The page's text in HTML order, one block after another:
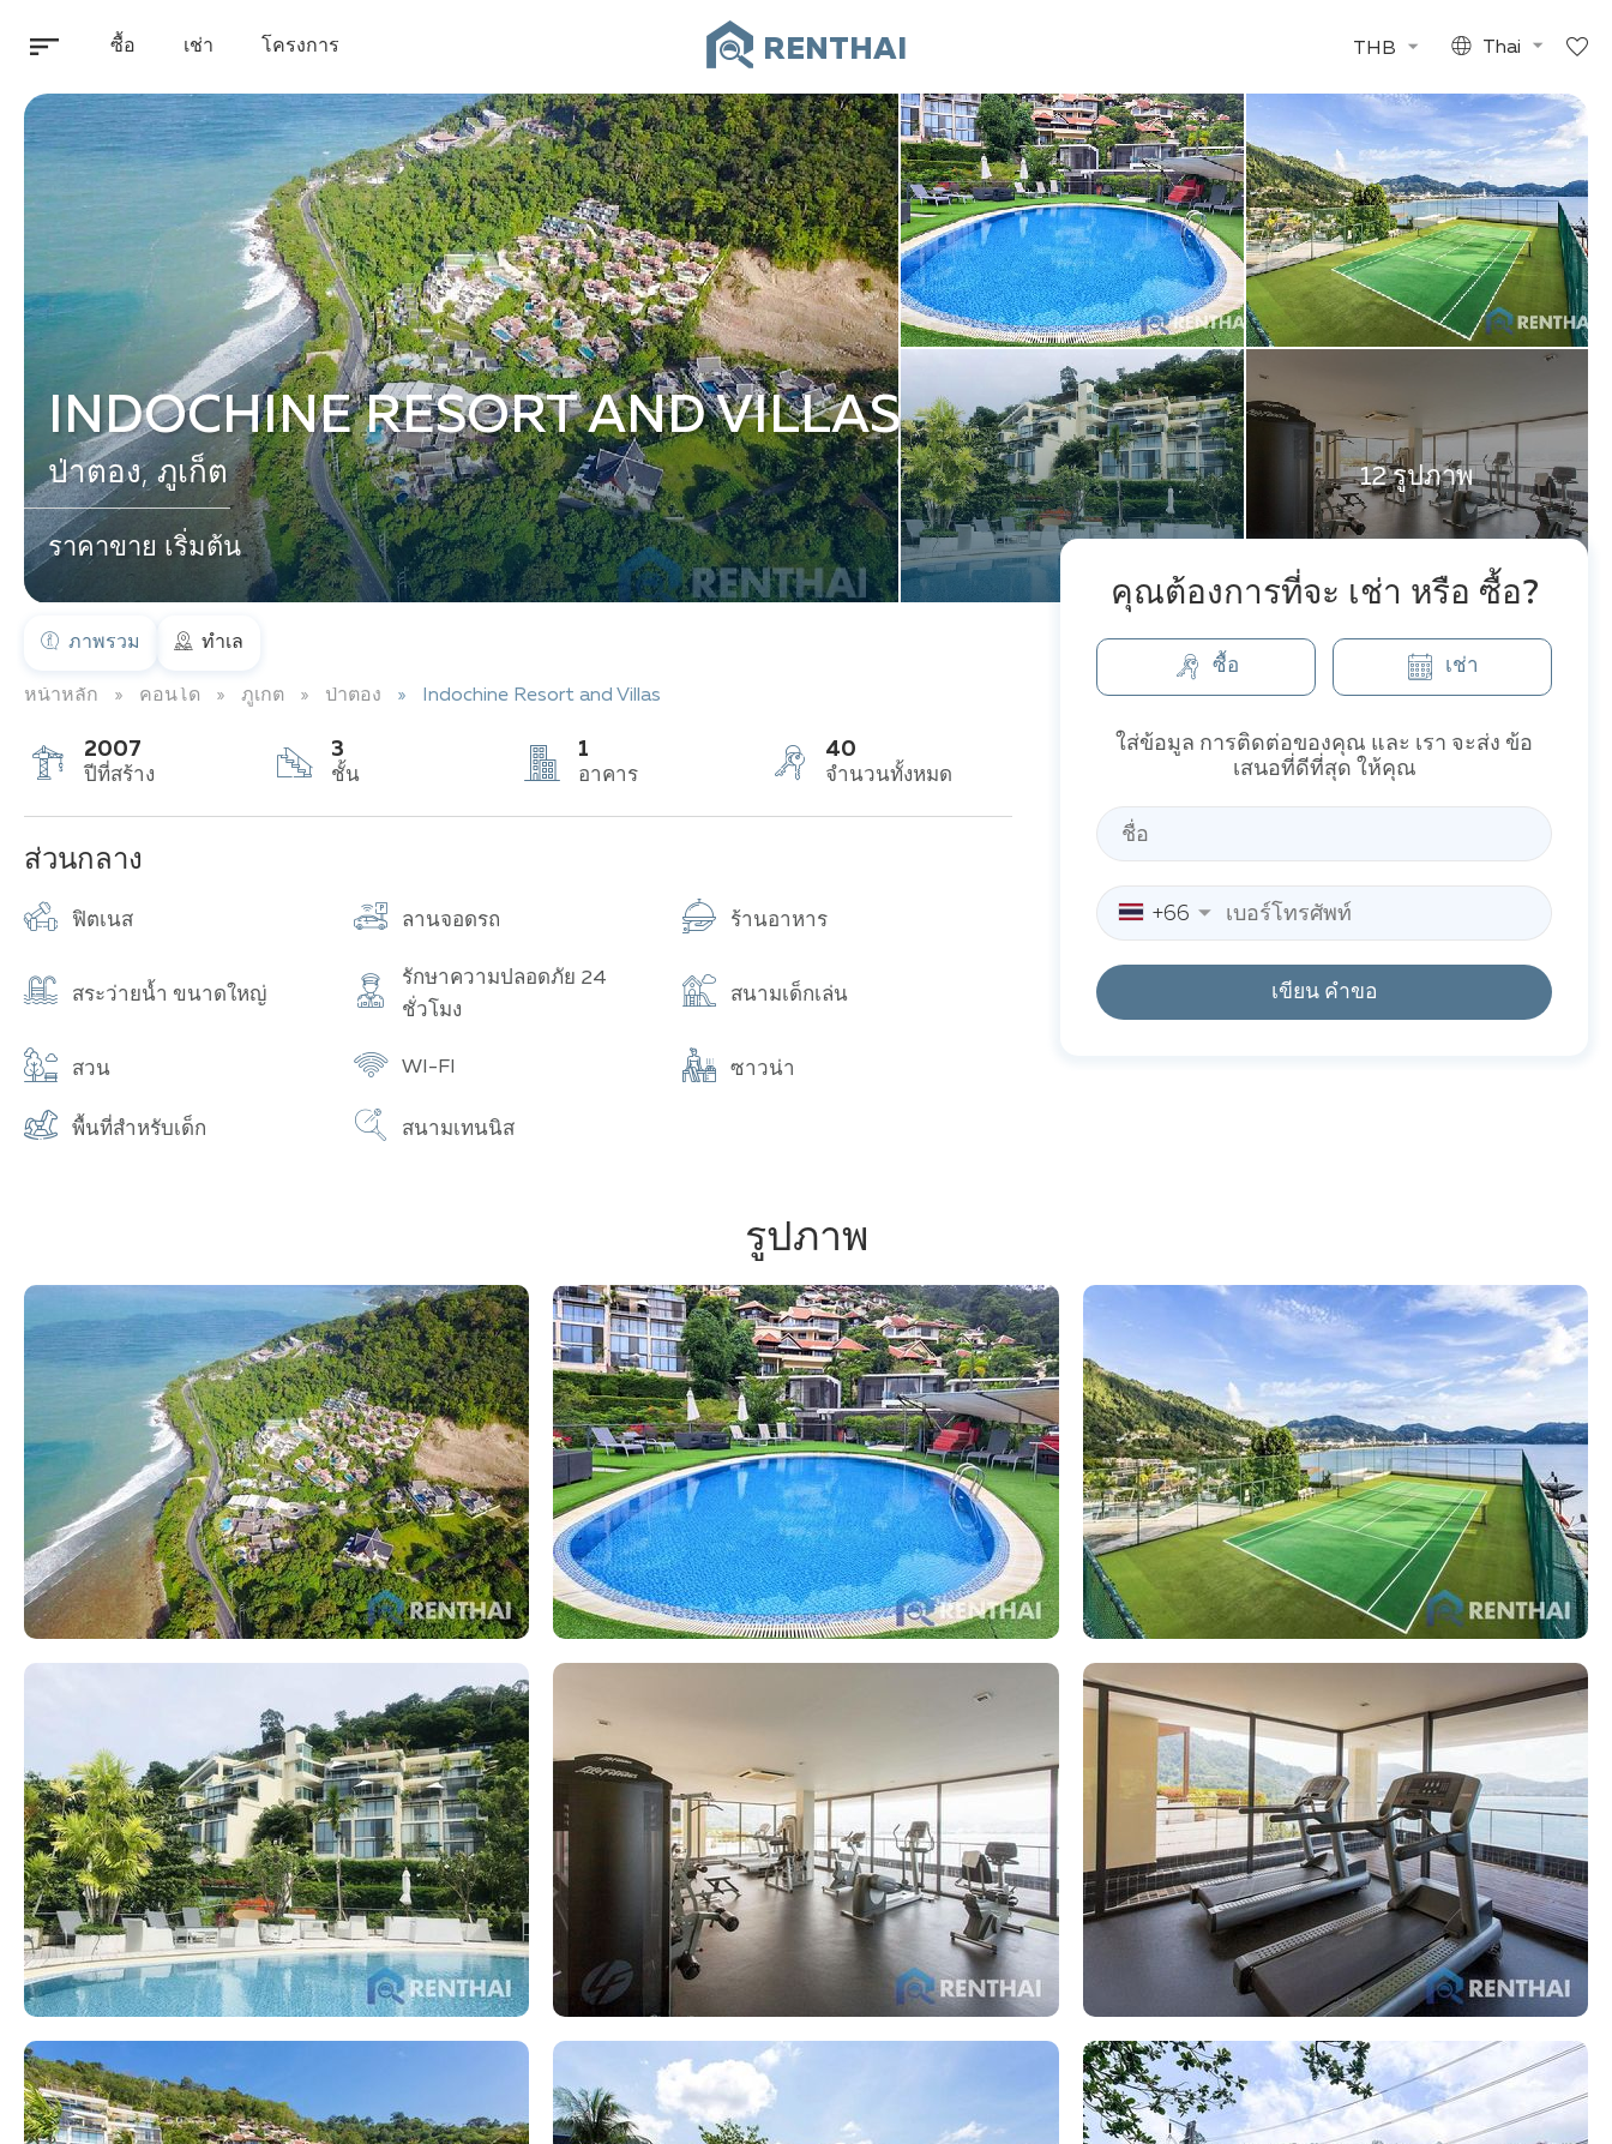
ซื้อ เช่า โครงการ RENTHAI THB Thai
12 รูปภาพ
INDOCHINE RESORT AND VILLAS
ป่าตอง, ภูเก็ต
ราคาขาย เริ่มต้น
ภาพรวม ทำเล
หน้าหลัก คอนโด ภูเก็ต ป่าตอง Indochine Resort and Villas
2007
ปีที่สร้าง
3
ชั้น
1
อาคาร
40
จำนวนทั้งหมด
ส่วนกลาง
ฟิตเนส ลานจอดรถ ร้านอาหาร
สระว่ายน้ำ ขนาดใหญ่
รักษาความปลอดภัย 24
ชั่วโมง
สนามเด็กเล่น
สวน WI-FI ซาวน่า
พื้นที่สำหรับเด็ก สนามเทนนิส
คุณต้องการที่จะ เช่า หรือ ซื้อ?
ซื้อ เช่า
ใส่ข้อมูล การติดต่อของคุณ และ เรา จะส่ง ข้อ
เสนอที่ดีที่สุด ให้คุณ
+66
เขียน คำขอ
รูปภาพ